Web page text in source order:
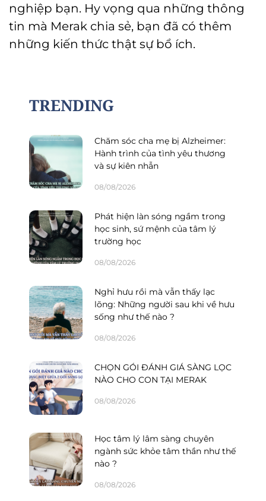
nghiệp bạn. Hy vọng qua những thông
tin mà Merak chia sẻ, bạn đã có thêm
những kiến thức thật sự bổ ích.
TRENDING
Chăm sóc cha mẹ bị Alzheimer:
Hành trình của tình yêu thương
và sự kiên nhẫn
08/08/2026
Phát hiện làn sóng ngầm trong
học sinh, sứ mệnh của tâm lý
trường học
08/08/2026
Nghỉ hưu rồi mà vẫn thấy lạc
lõng: Những người sau khi về hưu
sống như thế nào ?
08/08/2026
CHỌN GÓI ĐÁNH GIÁ SÀNG LỌC
NÀO CHO CON TẠI MERAK
08/08/2026
Học tâm lý lâm sàng chuyên
ngành sức khỏe tâm thần như thế
nào ?
08/08/2026